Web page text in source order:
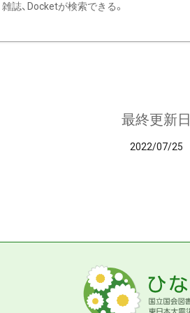
雑誌、Docketが検索できる。
最終更新日
2022/07/25